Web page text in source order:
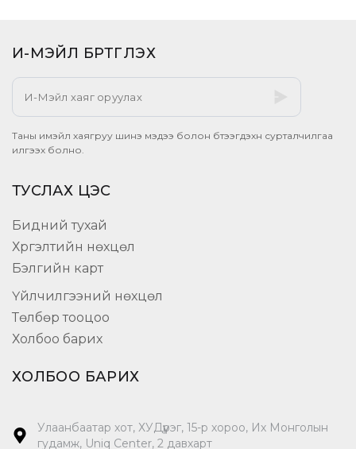
И-МЭЙЛ БҮРТГҮҮЛЭХ​
Таны имэйл хаягруу шинэ мэдээ болон бүтээгдэхүүн сурталчилгаа
илгээх болно.
ТУСЛАХ ЦЭС
Бидний тухай
Хүргэлтийн нөхцөл
Бэлгийн карт
Үйлчилгээний нөхцөл
Төлбөр тооцоо
Холбоо барих
ХОЛБОО БАРИХ
Улаанбаатар хот, ХУДүүрэг, 15-р хороо, Их Монголын
гудамж, Uniq Center, 2 давхарт